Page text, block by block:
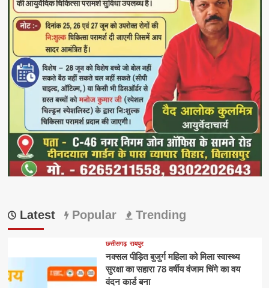
Latest Popular Trending
छत्तीसगढ़ रायपुर
नक्सल पीड़ित बुजुर्ग महिला को मिला स्वास्थ्य
सुरक्षा का सहारा 78 वर्षीय वंजाम चिंगे का वय
वंदन कार्ड बना